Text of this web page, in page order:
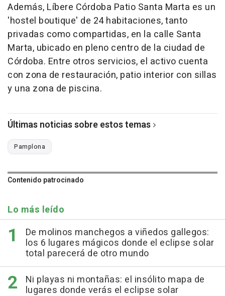
Además, Líbere Córdoba Patio Santa Marta es un
'hostel boutique' de 24 habitaciones, tanto
privadas como compartidas, en la calle Santa
Marta, ubicado en pleno centro de la ciudad de
Córdoba. Entre otros servicios, el activo cuenta
con zona de restauración, patio interior con sillas
y una zona de piscina.
Últimas noticias sobre estos temas
Pamplona
Contenido patrocinado
Lo más leído
De molinos manchegos a viñedos gallegos:
los 6 lugares mágicos donde el eclipse solar
total parecerá de otro mundo
Ni playas ni montañas: el insólito mapa de
lugares donde verás el eclipse solar